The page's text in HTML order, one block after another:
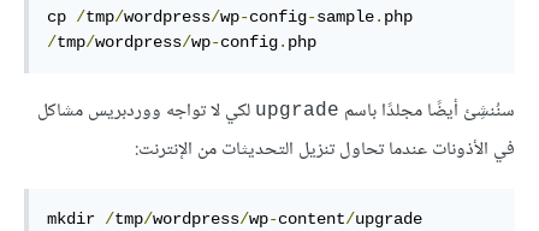
cp /tmp/wordpress/wp-config-sample. php
/tmp/wordpress/wp-config. php
سنُنشِئ أيضًا مجلدًا باسم upgrade لكي لا تواجه ووردبريس مشاكل
في الأذونات عندما تحاول تنزيل التحديثات من الإنترنت:
mkdir /tmp/wordpress/wp-content/upgrade